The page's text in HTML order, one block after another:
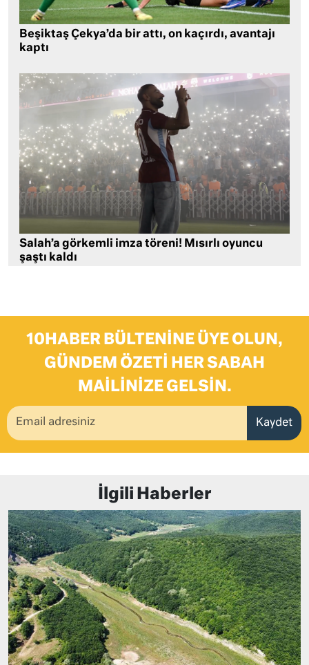
Beşiktaş Çekya’da bir attı, on kaçırdı, avantajı
kaptı
Salah’a görkemli imza töreni! Mısırlı oyuncu
şaştı kaldı
10HABER BÜLTENINE ÜYE OLUN,
GÜNDEM ÖZETI HER SABAH
MAILINIZE GELSIN.
Kaydet
İlgili Haberler